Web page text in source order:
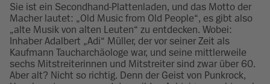
Sie ist ein Secondhand-Plattenladen, und das Motto der
Macher lautet: „Old Music from Old People“, es gibt also
„alte Musik von alten Leuten“ zu entdecken. Wobei:
Inhaber Adalbert „Adi“ Müller, der vor seiner Zeit als
Kaufmann Taucharchäologe war, und seine mittlerweile
sechs Mitstreiterinnen und Mitstreiter sind zwar über 60.
Aber alt? Nicht so richtig. Denn der Geist von Punkrock,